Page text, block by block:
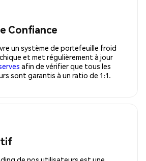
Confiance
un système de portefeuille froid
et met régulièrement à jour
afin de vérifier que tous les
sont garantis à un ratio de 1:1.